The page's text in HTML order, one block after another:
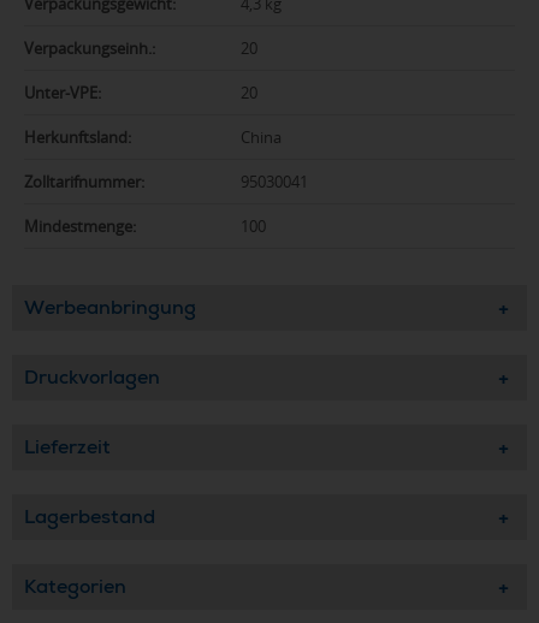
Verpackungseinh.: 20
Unter-VPE: 20
Herkunftsland: China
Zolltarifnummer: 95030041
Mindestmenge: 100
Werbeanbringung
Druckvorlagen
Lieferzeit
Lagerbestand
Kategorien